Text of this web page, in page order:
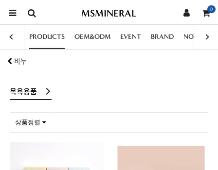
MSMINERAL 0
PRODUCTS OEM&ODM EVENT BRAND NOTICE
비누
목욕용품
상품정렬